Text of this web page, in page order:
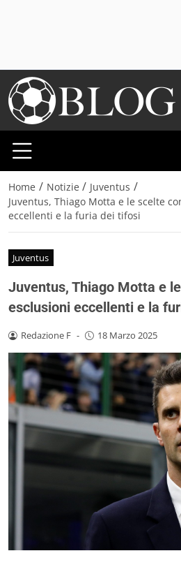
Home / Notizie / Juventus /
Juventus, Thiago Motta e le scelte
eccellenti e la furia dei tifosi
Juventus
Juventus, Thiago Motta e
esclusioni eccellenti e la
Redazione F - 18 Marzo 2025